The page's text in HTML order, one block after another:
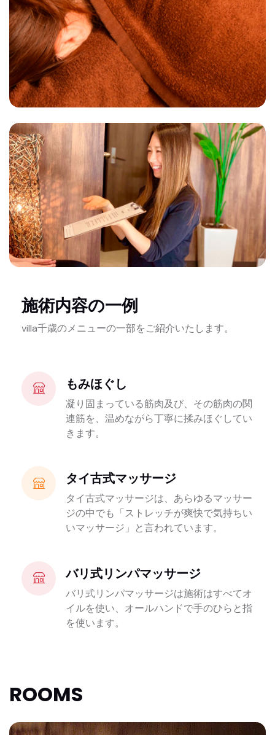
施術内容の一例
villa千歳のメニューの一部をご紹介いたします。
もみほぐし
凝り固まっている筋肉及び、その筋肉の関
連筋を、温めながら丁寧に揉みほぐしてい
きます。
タイ古式マッサージ
タイ古式マッサージは、あらゆるマッサー
ジの中でも「ストレッチが爽快で気持ちい
いマッサージ」と言われています。
バリ式リンパマッサージ
バリ式リンパマッサージは施術はすべてオ
イルを使い、オールハンドで手のひらと指
を使います。
ROOMS